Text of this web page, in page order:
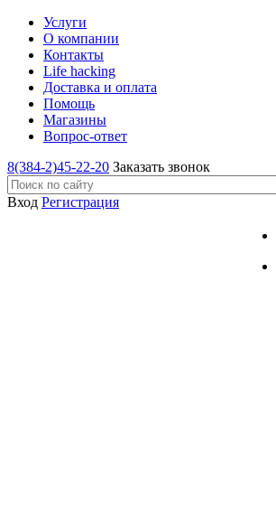
Услуги
О компании
Контакты
Life hacking
Доставка и оплата
Помощь
Магазины
Вопрос-ответ
8(384-2)45-22-20 Заказать звонок
Вход Регистрация